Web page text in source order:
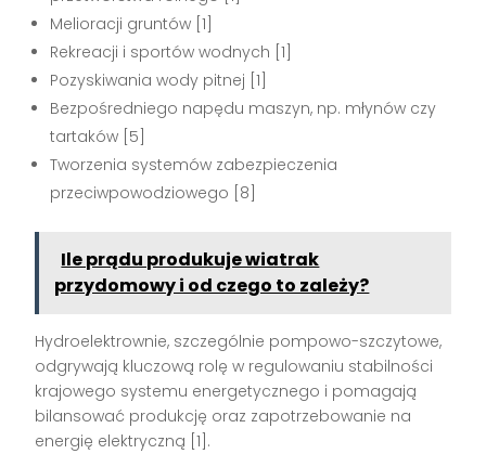
Melioracji gruntów [1]
Rekreacji i sportów wodnych [1]
Pozyskiwania wody pitnej [1]
Bezpośredniego napędu maszyn, np. młynów czy
tartaków [5]
Tworzenia systemów zabezpieczenia
przeciwpowodziowego [8]
Ile prądu produkuje wiatrak
przydomowy i od czego to zależy?
Hydroelektrownie, szczególnie pompowo-szczytowe,
odgrywają kluczową rolę w regulowaniu stabilności
krajowego systemu energetycznego i pomagają
bilansować produkcję oraz zapotrzebowanie na
energię elektryczną [1] .